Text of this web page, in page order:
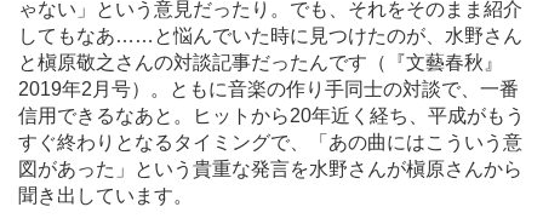
ゃない」という意見だったり。でも、それをそのまま紹介
してもなあ… …と悩んでいた時に見つけたのが、水野さん
と槇原敬之さんの対談記事だったんです（『文藝春秋』
2019年2月号）。ともに音楽の作り手同士の対談で、一番
信用できるなあと。ヒットから20年近く経ち、平成がもう
すぐ終わりとなるタイミングで、「あの曲にはこういう意
図があった」という貴重な発言を水野さんが槇原さんから
聞き出しています。